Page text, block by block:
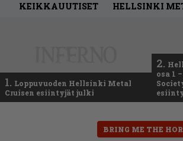
KEIKKAUUTISET HELLSINKI
1. Loppuvuoden Hellsinki Metal
Cruisen esiintyjät julki
2.
osa 1
BRING ME THE